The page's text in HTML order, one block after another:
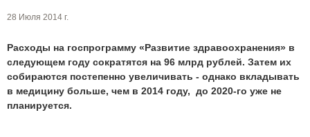
28 Июля 2014 г.
Расходы на госпрограмму «Развитие здравоохранения» в
следующем году сократятся на 96 млрд рублей. Затем их
собираются постепенно увеличивать - однако вкладывать
в медицину больше, чем в 2014 году, до 2020-го уже не
планируется.